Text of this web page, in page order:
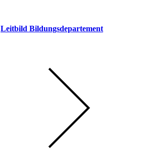
Leitbild Bildungsdepartement